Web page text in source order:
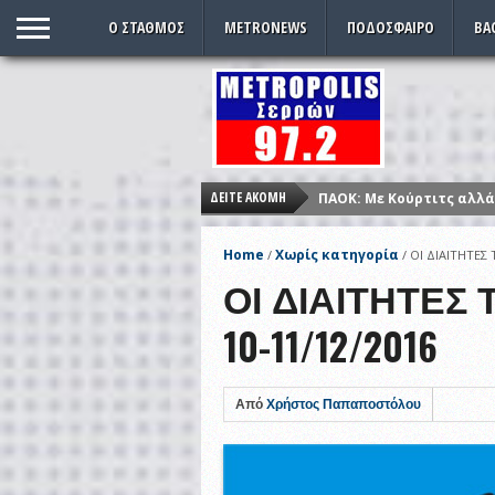
O ΣΤΑΘΜΌΣ METRONEWS ΠΟΔΌΣΦΑΙΡΟ
ΔΕΊΤΕ ΑΚΌΜΗ
ΠΑΟΚ: Με Κούρτιτς αλλά
ΚΙΝΑΛ: Κανονικά στις 5
Παρέλαση ξανά μετά
Εντυπωσιακές εικόνες
Home / Χωρίς κατηγορία / ΟΙ
ΟΙ
10-11/12/2016
Από Χρήστος Παπαποστόλου